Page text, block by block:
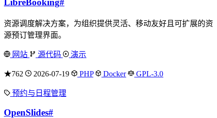
LibreBooking#
资源调度解决方案，为组织提供灵活、移动友好且可扩展的资
源预订管理界面。
网站 源代码 演示
★762 2026-07-19 PHP Docker GPL-3.0
预约与日程管理
OpenSlides#